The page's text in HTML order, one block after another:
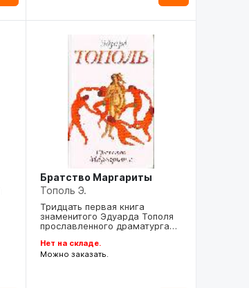
Братство Маргариты
Тополь Э.
Тридцать первая книга
знаменитого Эдуарда Тополя
прославленного драматурга…
Нет на складе.
Можно заказать.